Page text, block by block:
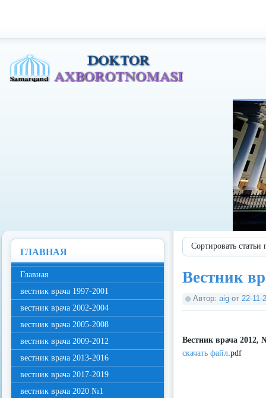
Сортировать
Вестник
Автор: aig от 22-11-
Вестник врача 2012,
скачать файл .pdf
ГЛАВНАЯ
Главная
вестник врача 1997-2001
вестник врача 2002-2004
вестник врача 2005-2008
вестник врача 2009-2012
вестник врача 2013-2016
вестник врача 2017-2019
вестник врача 2020 №1